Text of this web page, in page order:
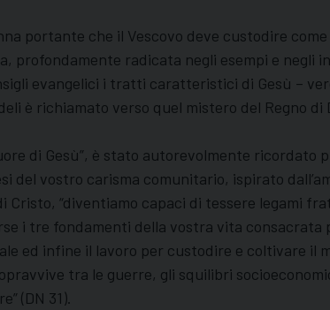
portante che il Vescovo deve custodire
profondamente radicata negli esempi e negli
evangelici i tratti caratteristici di Gesù –
è richiamato verso quel mistero del Regno di
di Gesù”, è stato autorevolmente ricordato
del vostro carisma comunitario, ispirato
Cristo, “diventiamo capaci di tessere legami
i tre fondamenti della vostra vita
ed infine il lavoro per custodire e coltivare il
tra le guerre, gli squilibri
(DN 31).